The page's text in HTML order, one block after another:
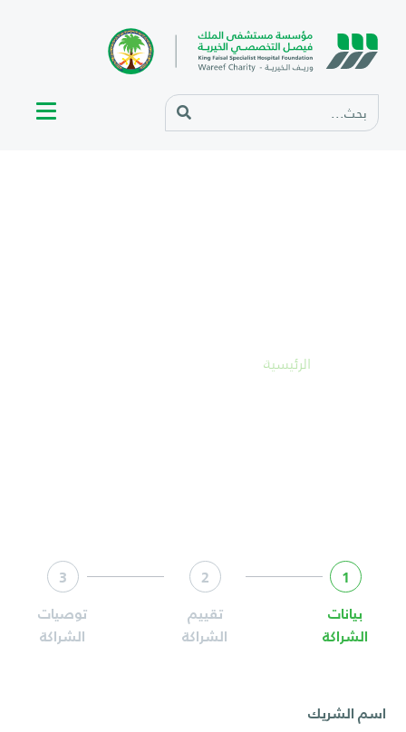
الرئيسية
1
بيانات
الشراكة
2
تقييم
الشراكة
3
توصيات
الشراكة
اسم الشريك